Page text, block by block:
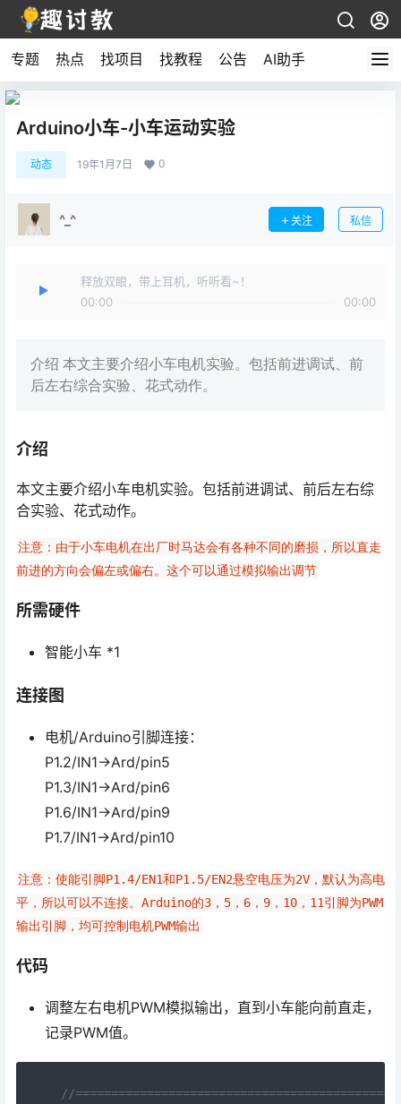
专题 热点 找项目 找教程 公告 AI助手
Arduino小车-小车运动实验
动态 19年1月7日 0
^_^ 关注 私信
释放双眼，带上耳机，听听看~！
00:00
00:00
介绍 本文主要介绍小车电机实验。包括前进调试、前
后左右综合实验、花式动作。
介绍
本文主要介绍小车电机实验。包括前进调试、前后左右综
合实验、花式动作。
注意：由于小车电机在出厂时马达会有各种不同的磨损，所以直走
前进的方向会偏左或偏右。这个可以通过模拟输出调节
所需硬件
智能小车 *1
连接图
电机/Arduino引脚连接：
P1.2/IN1→Ard/pin5
P1.3/IN1→Ard/pin6
P1.6/IN1→Ard/pin9
P1.7/IN1→Ard/pin10
注意：使能引脚P1.4/EN1和P1.5/EN2悬空电压为2V，默认为高电
平，所以可以不连接。Arduino的3，5，6，9，10，11引脚为PWM
输出引脚，均可控制电机PWM输出
代码
调整左右电机PWM模拟输出，直到小车能向前直走，
记录PWM值。
//